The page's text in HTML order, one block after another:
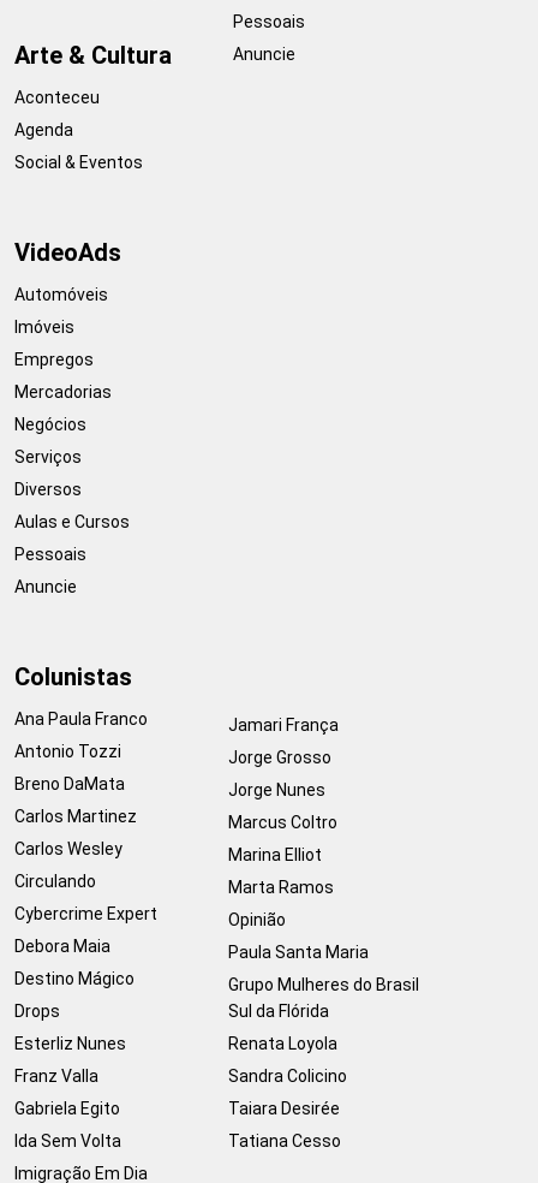
Arte & Cultura
Aconteceu
Agenda
Social & Eventos
Pessoais
Anuncie
VideoAds
Automóveis
Imóveis
Empregos
Mercadorias
Negócios
Serviços
Diversos
Aulas e Cursos
Pessoais
Anuncie
Colunistas
Ana Paula Franco
Antonio Tozzi
Breno DaMata
Carlos Martinez
Carlos Wesley
Circulando
Cybercrime Expert
Debora Maia
Destino Mágico
Drops
Esterliz Nunes
Franz Valla
Gabriela Egito
Ida Sem Volta
Imigração Em Dia
Jamari França
Jorge Grosso
Jorge Nunes
Marcus Coltro
Marina Elliot
Marta Ramos
Opinião
Paula Santa Maria
Grupo Mulheres do Brasil
Sul da Flórida
Renata Loyola
Sandra Colicino
Taiara Desirée
Tatiana Cesso